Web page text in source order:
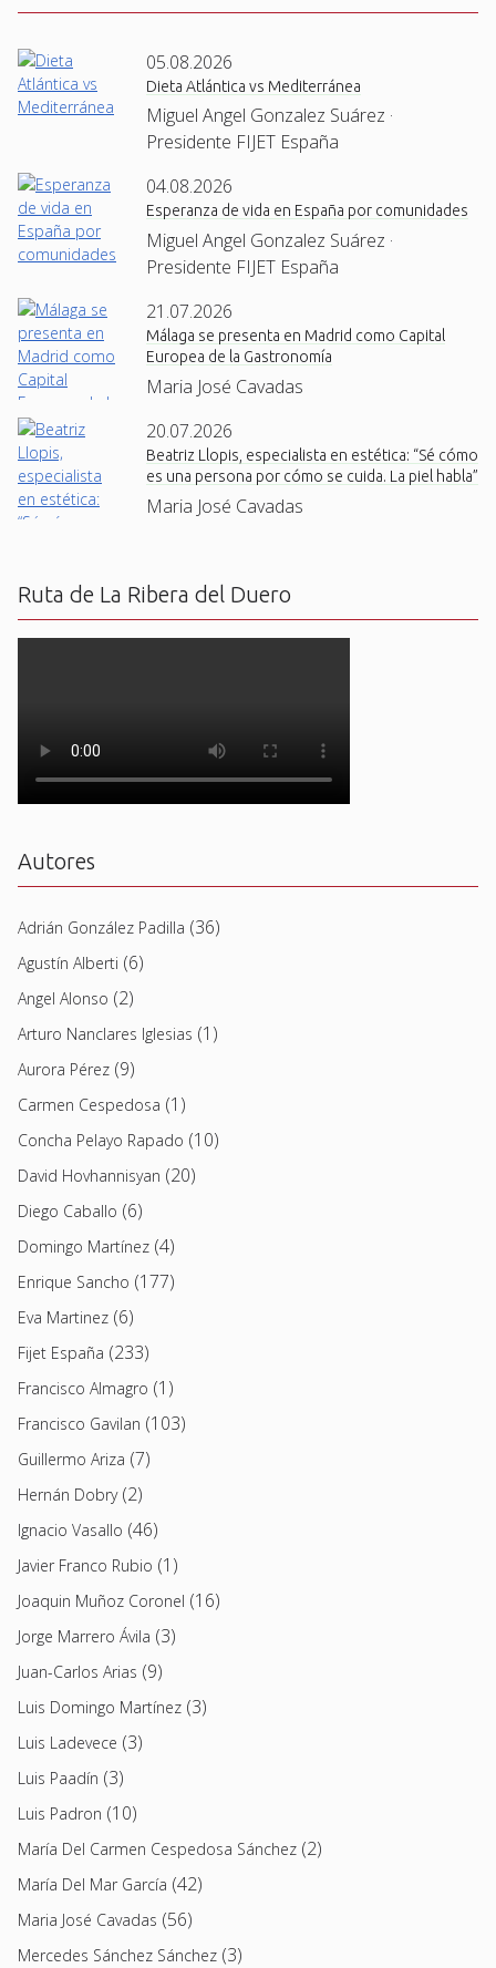
05.08.2026
Dieta Atlántica vs Mediterránea
Miguel Angel Gonzalez Suárez ·
Presidente FIJET España
04.08.2026
Esperanza de vida en España por comunidades
Miguel Angel Gonzalez Suárez ·
Presidente FIJET España
21.07.2026
Málaga se presenta en Madrid como Capital
Europea de la Gastronomía
Maria José Cavadas
20.07.2026
Beatriz Llopis, especialista en estética: “Sé cómo
es una persona por cómo se cuida. La piel habla”
Maria José Cavadas
Ruta de La Ribera del Duero
Autores
Adrián González Padilla (36)
Agustín Alberti (6)
Angel Alonso (2)
Arturo Nanclares Iglesias (1)
Aurora Pérez (9)
Carmen Cespedosa (1)
Concha Pelayo Rapado (10)
David Hovhannisyan (20)
Diego Caballo (6)
Domingo Martínez (4)
Enrique Sancho (177)
Eva Martinez (6)
Fijet España (233)
Francisco Almagro (1)
Francisco Gavilan (103)
Guillermo Ariza (7)
Hernán Dobry(2)
Ignacio Vasallo (46)
Javier Franco Rubio (1)
Joaquin Muñoz Coronel (16)
Jorge Marrero Ávila (3)
Juan-Carlos Arias (9)
Luis Domingo Martínez (3)
Luis Ladevece (3)
Luis Paadín (3)
Luis Padron (10)
María Del Carmen Cespedosa Sánchez (2)
María Del Mar García (42)
Maria José Cavadas (56)
Mercedes Sánchez Sánchez (3)